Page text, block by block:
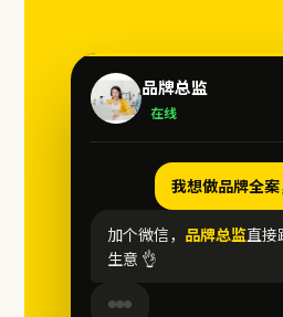
品牌总监
在线
我想做品牌全案
加个微信， 品牌总监直接
生意 👌